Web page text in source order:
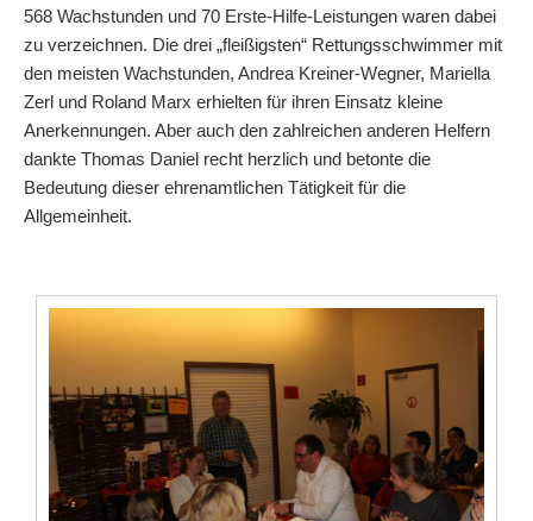
568 Wachstunden und 70 Erste-Hilfe-Leistungen waren dabei
zu verzeichnen. Die drei „fleißigsten“ Rettungsschwimmer mit
den meisten Wachstunden, Andrea Kreiner-Wegner, Mariella
Zerl und Roland Marx erhielten für ihren Einsatz kleine
Anerkennungen. Aber auch den zahlreichen anderen Helfern
dankte Thomas Daniel recht herzlich und betonte die
Bedeutung dieser ehrenamtlichen Tätigkeit für die
Allgemeinheit.